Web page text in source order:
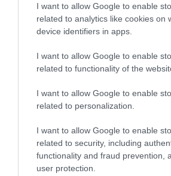
I want to allow Google to enable
related to analytics like cookies on
device identifiers in apps.
I want to allow Google to enable
related to functionality of the
I want to allow Google to enable
related to personalization.
I want to allow Google to enable
related to security, including
functionality and fraud prevention,
user protection.
04.08.2026 | 15:02
Αυτή την ώρα το τελευταίο